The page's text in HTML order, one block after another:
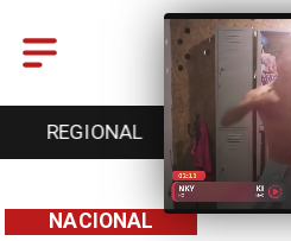
REGIONAL ENTRETENCIÓN
NACIONAL